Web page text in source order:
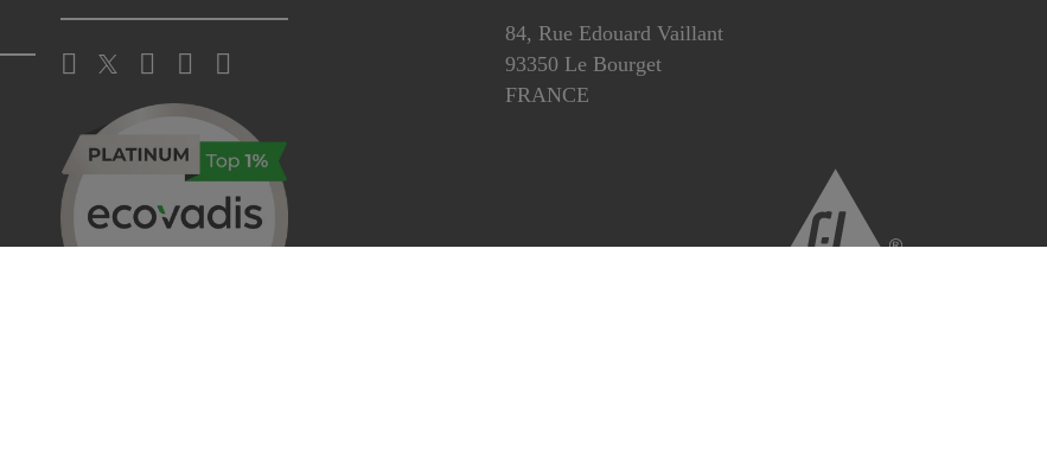
84, Rue Edouard Vaillant
93350 Le Bourget
FRANCE